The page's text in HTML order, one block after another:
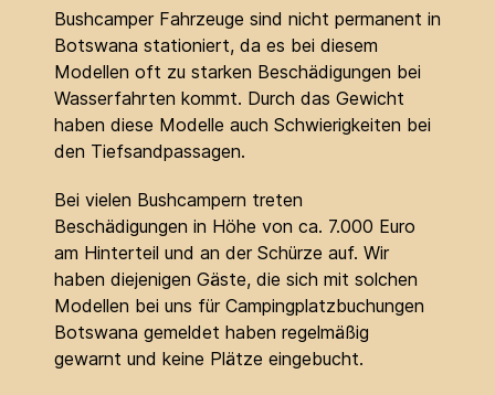
Bushcamper Fahrzeuge sind nicht permanent in
Botswana stationiert, da es bei diesem
Modellen oft zu starken Beschädigungen bei
Wasserfahrten kommt. Durch das Gewicht
haben diese Modelle auch Schwierigkeiten bei
den Tiefsandpassagen.
Bei vielen Bushcampern treten
Beschädigungen in Höhe von ca. 7.000 Euro
am Hinterteil und an der Schürze auf. Wir
haben diejenigen Gäste, die sich mit solchen
Modellen bei uns für Campingplatzbuchungen
Botswana gemeldet haben regelmäßig
gewarnt und keine Plätze eingebucht.